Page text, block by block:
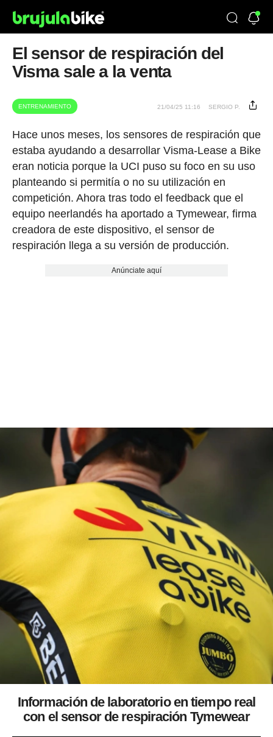
El sensor de respiración del
Visma sale a la venta
ENTRENAMIENTO 21/04/25 11:16 SERGIO P.
Hace unos meses, los sensores de respiración que
estaba ayudando a desarrollar Visma-Lease a Bike
eran noticia porque la UCI puso su foco en su uso
planteando si permitía o no su utilización en
competición. Ahora tras todo el feedback que el
equipo neerlandés ha aportado a Tymewear, firma
creadora de este dispositivo, el sensor de
respiración llega a su versión de producción.
Anúnciate aquí
Información de laboratorio en tiempo real
con el sensor de respiración Tymewear